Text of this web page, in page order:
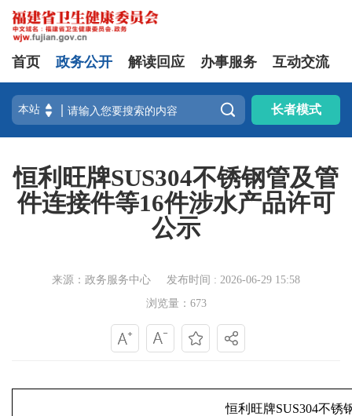
首页 政务公开 解读回应 办事服务 互动交流
 长者模式
恒利旺牌SUS304不锈钢管及管
件连接件等16件涉水产品许可
公示
来源：政务服务中心
发布时间 : 2026-06-29 15:58
浏览量：673
恒利旺牌SUS304不锈